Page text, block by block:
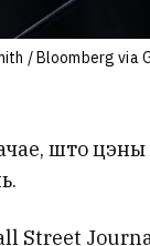
/ Bloomberg via
што цэны
Street